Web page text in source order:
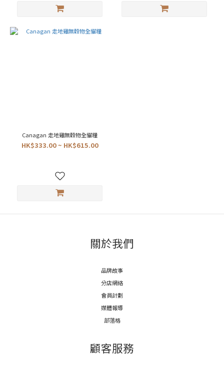
Canagan 走地雞無穀物全貓糧
HK$333.00 ~ HK$615.00
關於我們
品牌故事
分店網絡
會員計劃
媒體報導
部落格
顧客服務